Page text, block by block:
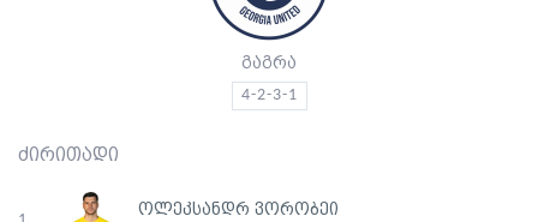
გაგრა
4-2-3-1
ძირითადი
ოლეკსანდრ ვორობეი